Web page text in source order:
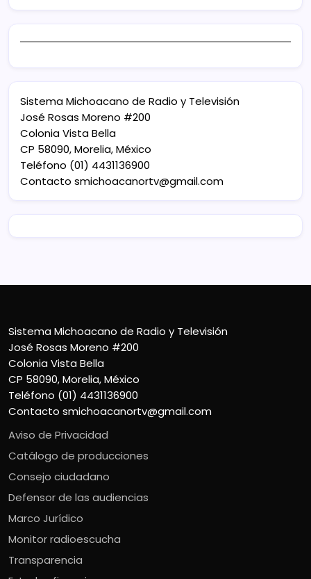
Sistema Michoacano de Radio y Televisión
José Rosas Moreno #200
Colonia Vista Bella
CP 58090, Morelia, México
Teléfono (01) 4431136900
Contacto smichoacanortv@gmail.com
Sistema Michoacano de Radio y Televisión
José Rosas Moreno #200
Colonia Vista Bella
CP 58090, Morelia, México
Teléfono (01) 4431136900
Contacto smichoacanortv@gmail.com
Aviso de Privacidad
Catálogo de producciones
Consejo ciudadano
Defensor de las audiencias
Marco Jurídico
Monitor radioescucha
Transparencia